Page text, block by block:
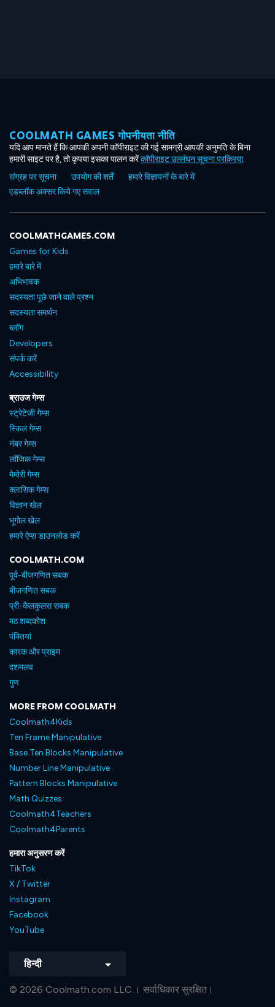
COOLMATH GAMES गोपनीयता नीति
यदि आप मानते हैं कि आपकी अपनी कॉपीराइट की गई सामग्री आपकी अनुमति के बिना
हमारी साइट पर है, तो कृपया इसका पालन करेंकॉपीराइट उल्लंघन सूचना प्रक्रिया.
संग्रह पर सूचना
उपयोग की शर्तें
हमारे विज्ञापनों के बारे में
एडब्लॉक अक्सर किये गए सवाल
COOLMATHGAMES.COM
Games for Kids
हमारे बारे में
अभिभावक
सदस्यता पूछे जाने वाले प्रश्न
सदस्यता समर्थन
ब्लॉग
Developers
संपर्क करें
Accessibility
ब्राउज गेम्स
स्ट्रेटेजी गेम्स
स्किल गेम्स
नंबर गेम्स
लॉजिक गेम्स
मेमोरी गेम्स
क्लासिक गेम्स
विज्ञान खेल
भूगोल खेल
हमारे ऐप्स डाउनलोड करें
COOLMATH.COM
पूर्व-बीजगणित सबक
बीजगणित सबक
प्री-कैलकुलस सबक
मठ शब्दकोश
पंक्तियां
कारक और प्राइम
दशमलव
गुण
MORE FROM COOLMATH
Coolmath4Kids
Ten Frame Manipulative
Base Ten Blocks Manipulative
Number Line Manipulative
Pattern Blocks Manipulative
Math Quizzes
Coolmath4Teachers
Coolmath4Parents
हमारा अनुसरण करें
TikTok
X / Twitter
Instagram
Facebook
YouTube
हिन्दी
© 2026 Coolmath.com LLC.। सर्वाधिकार सुरक्षित।